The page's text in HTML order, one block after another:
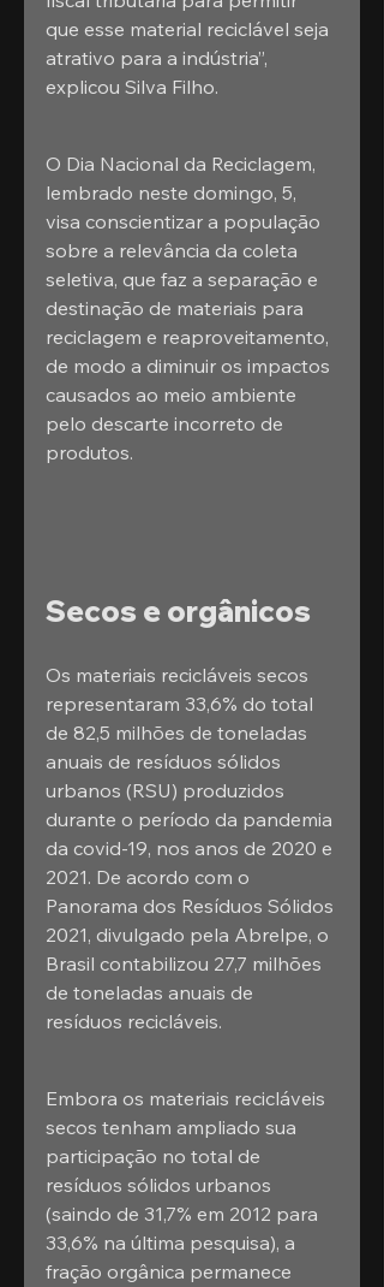
que esse material reciclável seja
atrativo para a indústria”,
explicou Silva Filho.
O Dia Nacional da Reciclagem,
lembrado neste domingo, 5,
visa conscientizar a população
sobre a relevância da coleta
seletiva, que faz a separação e
destinação de materiais para
reciclagem e reaproveitamento,
de modo a diminuir os impactos
causados ao meio ambiente
pelo descarte incorreto de
produtos.
Secos e orgânicos
Os materiais recicláveis secos
representaram 33,6% do total
de 82,5 milhões de toneladas
anuais de resíduos sólidos
urbanos (RSU) produzidos
durante o período da pandemia
da covid-19, nos anos de 2020 e
2021. De acordo com o
Panorama dos Resíduos Sólidos
2021, divulgado pela Abrelpe, o
Brasil contabilizou 27,7 milhões
de toneladas anuais de
resíduos recicláveis.
Embora os materiais recicláveis
secos tenham ampliado sua
participação no total de
resíduos sólidos urbanos
(saindo de 31,7% em 2012 para
33,6% na última pesquisa), a
fração orgânica permanece